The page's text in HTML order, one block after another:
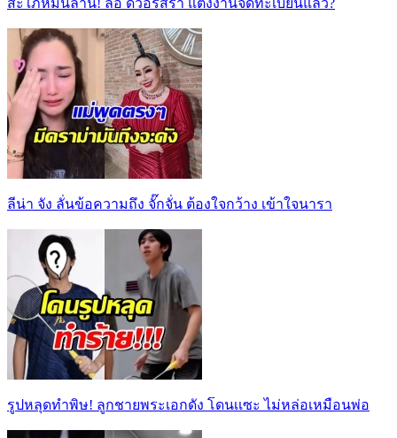
ลีน่า จัง ลั่นข้อความถึง จั๊กจั่น ต้องใจกว้าง เข้าใจนารา
รูปหลุดทำพิษ! ลูกชายพระเอกดัง โดนเเซะ ไม่หล่อเหมือนพ่อ